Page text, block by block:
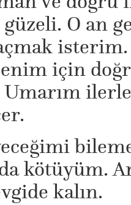
güzeli. O an
için
kötüyüm.
kalın.